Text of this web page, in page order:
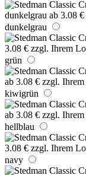
dunkelgrau
grün
kiwigrün
hellblau
navy